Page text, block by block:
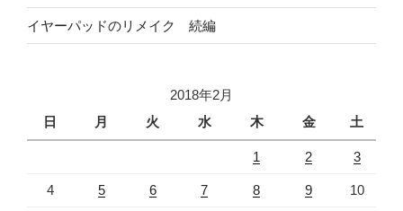
イヤーパッドのリメイク 続編
2018年2月
日
月 火 水 木 金 土
1 2 3
4 5 6 7 8 9 10